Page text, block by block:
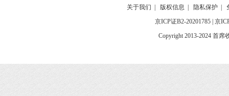
关于我们 版权信息 隐私保护
京ICP证B2-20201785 京
Copyright 2013-2024 首席